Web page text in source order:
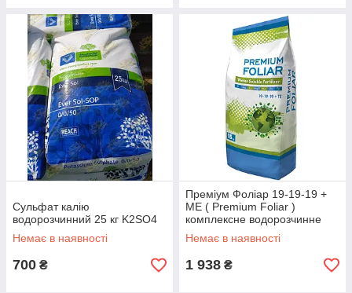
Сульфат калію
водорозчинний 25 кг K2SO4
Немає в наявності
700 ₴
Преміум Фоліар 19-19-19 +
МЕ ( Premium Foliar )
комплексне водорозчинне
добриво 15 кг
Немає в наявності
1 938 ₴